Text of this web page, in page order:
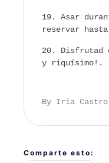
Asar
reservar
y riquísimo!.
By Iria Castro
Comparte esto: